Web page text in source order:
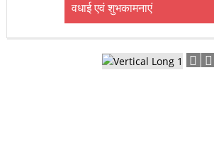
वधाई एवं शुभकामनाएं